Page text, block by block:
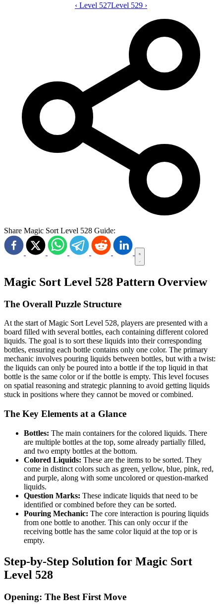
Magic Sort level 528 video guide
‹ Level 527Level 529 ›
Share Magic Sort Level 528 Guide:
Magic Sort Level 528 Pattern Overview
The Overall Puzzle Structure
At the start of Magic Sort Level 528, players are presented with a
board filled with several bottles, each containing different colored
liquids. The goal is to sort these liquids into their corresponding
bottles, ensuring each bottle contains only one color. The primary
mechanic involves pouring liquids between bottles, but with a twist:
the liquids can only be poured into a bottle if the top liquid in that
bottle is the same color or if the bottle is empty. This level focuses
on spatial reasoning and strategic planning to avoid getting liquids
stuck in positions where they cannot be moved or combined.
The Key Elements at a Glance
Bottles: The main containers for the colored liquids. There
are multiple bottles at the top, some already partially filled,
and two empty bottles at the bottom.
Colored Liquids: These are the items to be sorted. They
come in distinct colors such as green, yellow, blue, pink, red,
and purple, along with some uncolored or question-marked
liquids.
Question Marks: These indicate liquids that need to be
identified or combined before they can be sorted.
Pouring Mechanic: The core interaction is pouring liquids
from one bottle to another. This can only occur if the
receiving bottle has the same color liquid at the top or is
empty.
Step-by-Step Solution for Magic Sort
Level 528
Opening: The Best First Move